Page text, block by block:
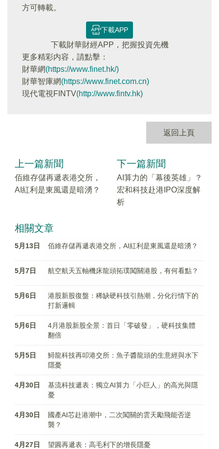
方可轉載。
下載APP
下載財華財經APP，把握投資先機
更多精彩内容，請點擊：
財華網(https://www.finet.hk/)
財華智庫網(https://www.finet.com.cn)
現代電視FINTV(http://www.fintv.hk)
返回上頁
上一篇新聞
佰維存儲再遞表港交所，
AI紅利是東風還是暗湧？
下一篇新聞
AI算力的「幕後英雄」？
宏和科技赴港IPO深度解
析
相關文章
5月13日 佰維存儲再遞表港交所，AI紅利是東風還是暗湧？
5月7日 航空航天五軸機床龍頭拓璞闖關港股，有何看點？
5月6日
港股新股復盤：稀缺硬科技引熱潮，分化行情下的
打新邏輯
5月6日
4月港股新股全景：首日「零破發」，硬科技集體
翻倍
5月5日
鱘龍科技再叩港交所：魚子醬龍頭的生意經與水下
隱憂
4月30日
基流科技遞表：獨立AI算力「小巨人」的高光與隱
憂
4月30日
國產AI芯赴港潮中，二次闖關的雲天勵飛能否逆
襲？
4月27日 望圓再遞表：高毛利下的增長隱憂